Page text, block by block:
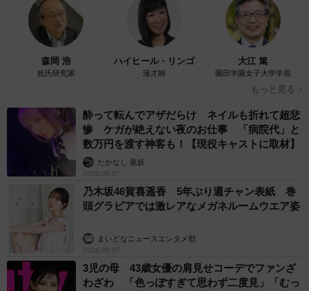
森岡 浩
姓氏研究家
ハイヒール・リンゴ
漫才師
大江 篤
園田学園女子大学学長
もっと見る
酔って転んでアザだらけ ネイルも折れて超悲
惨 ケガが絶えない夜のお仕事 「病院代」と
数万円を渡す神客も！【現役キャストに取材】
たかなし 亜妖
2026.08.07
乃木坂46賀喜遥香 5年ぶり週チャン表紙 巻
頭グラビアでは激レアなメガネルームウエア姿
まいどなニュースエンタメ部
2026.08.07
3児の母 43歳女優の肩見せコーデでファンざ
わざわ 「色っぽすぎて思わず二度見」「むっ